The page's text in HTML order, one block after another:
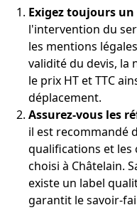
Exigez toujours un
l'intervention du
les mentions
validité du devis, la
le prix HT et TTC
déplacement.
Assurez-vous les
il est recommandé
qualifications et
choisi à Châtelain.
existe un label
garantit le savoir-